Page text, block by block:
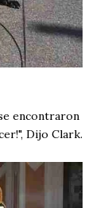
encontraron
Dijo Clark.